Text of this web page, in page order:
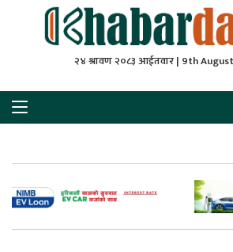
२४ श्रावण २०८३ आईतवार | 9th